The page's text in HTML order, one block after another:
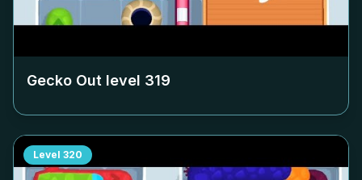
Gecko Out level 319
Level 320